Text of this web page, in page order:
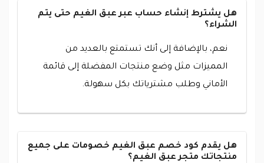
هل يشترط إنشاء حساب عبر عبق الغيم حتى يتم
الشراء؟
نعم، بالإضافة إلى أنك تستمتع بالعديد من
المميزات مثل وضع منتجات المفضلة إلى قائمة
الأماني وطلب مشترياتك بكل سهولة.
هل يقدم كود خصم عبق الغيم خصومات على جميع
منتجاتك متجر عبق الغيم؟